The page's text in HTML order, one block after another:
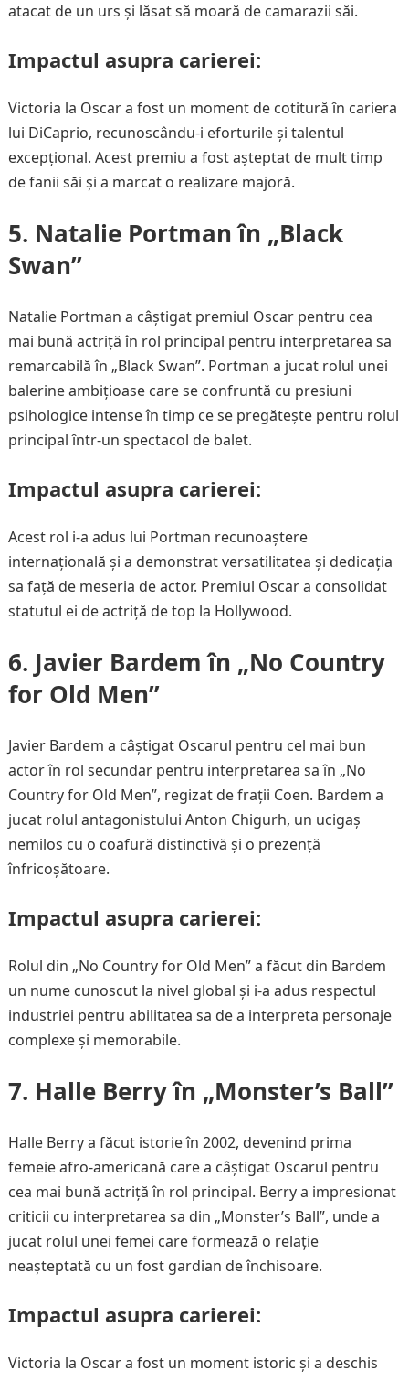
atacat de un urs și lăsat să moară de camarazii săi.
Impactul asupra carierei:
Victoria la Oscar a fost un moment de cotitură în cariera
lui DiCaprio, recunoscându-i eforturile și talentul
excepțional. Acest premiu a fost așteptat de mult timp
de fanii săi și a marcat o realizare majoră.
5. Natalie Portman în „Black
Swan”
Natalie Portman a câștigat premiul Oscar pentru cea
mai bună actriță în rol principal pentru interpretarea sa
remarcabilă în „Black Swan”. Portman a jucat rolul unei
balerine ambițioase care se confruntă cu presiuni
psihologice intense în timp ce se pregătește pentru rolul
principal într-un spectacol de balet.
Impactul asupra carierei:
Acest rol i-a adus lui Portman recunoaștere
internațională și a demonstrat versatilitatea și dedicația
sa față de meseria de actor. Premiul Oscar a consolidat
statutul ei de actriță de top la Hollywood.
6. Javier Bardem în „No Country
for Old Men”
Javier Bardem a câștigat Oscarul pentru cel mai bun
actor în rol secundar pentru interpretarea sa în „No
Country for Old Men”, regizat de frații Coen. Bardem a
jucat rolul antagonistului Anton Chigurh, un ucigaș
nemilos cu o coafură distinctivă și o prezență
înfricoșătoare.
Impactul asupra carierei:
Rolul din „No Country for Old Men” a făcut din Bardem
un nume cunoscut la nivel global și i-a adus respectul
industriei pentru abilitatea sa de a interpreta personaje
complexe și memorabile.
7. Halle Berry în „Monster’s Ball”
Halle Berry a făcut istorie în 2002, devenind prima
femeie afro-americană care a câștigat Oscarul pentru
cea mai bună actriță în rol principal. Berry a impresionat
criticii cu interpretarea sa din „Monster’s Ball”, unde a
jucat rolul unei femei care formează o relație
neașteptată cu un fost gardian de închisoare.
Impactul asupra carierei:
Victoria la Oscar a fost un moment istoric și a deschis